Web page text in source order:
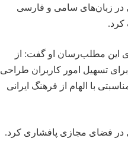
در زبان‌های سامی و فارسی
کرد.
این مطلب‌رسان او گفت: از
برای تسهیل امور کاربران طراحی
با الهام از فرهنگ ایرانی
در فضای مجازی پافشاری کرد.